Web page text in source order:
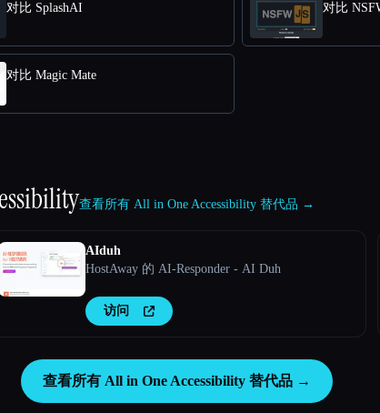
对比 SplashAI 对比
对比 Magic Mate
查看所有 All in One Accessibility 替代品 →
AIduh
HostAway 的 AI-Responder - AI Duh
访问
查看所有 All in One Accessibility 替代品 →